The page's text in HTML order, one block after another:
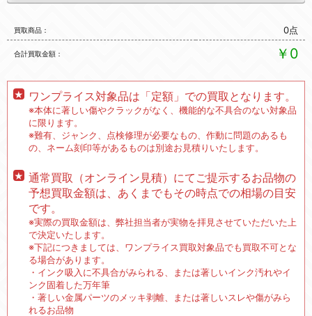
買取商品 0点
合計買取金額 ￥0
ワンプライス対象品は「定額」での買取となります。
※本体に著しい傷やクラックがなく、機能的な不具合のない対象品
に限ります。
※難有、ジャンク、点検修理が必要なもの、作動に問題のあるも
の、ネーム刻印等があるものは別途お見積りいたします。
通常買取（オンライン見積）にてご提示するお品物の
予想買取金額は、あくまでもその時点での相場の目安
です。
※実際の買取金額は、弊社担当者が実物を拝見させていただいた上
で決定いたします。
※下記につきましては、ワンプライス買取対象品でも買取不可とな
る場合があります。
・インク吸入に不具合がみられる、または著しいインク汚れやイ
ンク固着した万年筆
・著しい金属パーツのメッキ剥離、または著しいスレや傷がみら
れるお品物